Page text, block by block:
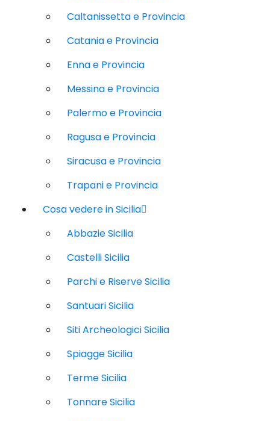
Caltanissetta e Provincia
Catania e Provincia
Enna e Provincia
Messina e Provincia
Palermo e Provincia
Ragusa e Provincia
Siracusa e Provincia
Trapani e Provincia
Cosa vedere in Sicilia
Abbazie Sicilia
Castelli Sicilia
Parchi e Riserve Sicilia
Santuari Sicilia
Siti Archeologici Sicilia
Spiagge Sicilia
Terme Sicilia
Tonnare Sicilia